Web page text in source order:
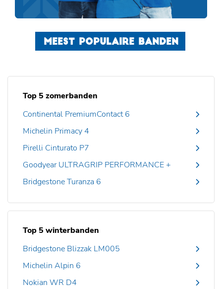
MEEST POPULAIRE BANDEN
Top 5 zomerbanden
Continental PremiumContact 6
Michelin Primacy 4
Pirelli Cinturato P7
Goodyear ULTRAGRIP PERFORMANCE +
Bridgestone Turanza 6
Top 5 winterbanden
Bridgestone Blizzak LM005
Michelin Alpin 6
Nokian WR D4